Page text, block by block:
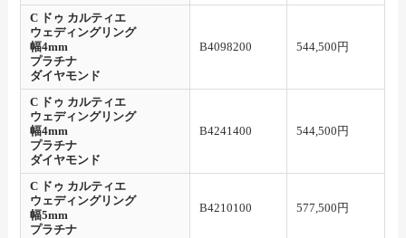
C ドゥ カルティエ
ウェディングリング
幅4mm
プラチナ
ダイヤモンド
B4098200 544,500円
C ドゥ カルティエ
ウェディングリング
幅4mm
プラチナ
ダイヤモンド
B4241400 544,500円
C ドゥ カルティエ
ウェディングリング
幅5mm
プラチナ
B4210100 577,500円